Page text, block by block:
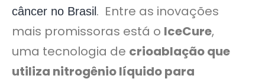
câncer no Brasil . Entre as inovações
mais promissoras está o IceCure,
uma tecnologia de crioablação que
utiliza nitrogênio líquido para